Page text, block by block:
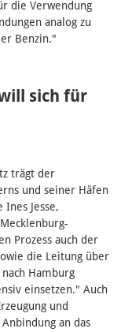
die Verwendung
analog zu
Benzin."
sich für
trägt der
und seiner Häfen
Ines Jesse,
Prozess auch der
die Leitung über
Hamburg
einsetzen." Auch
und
an das